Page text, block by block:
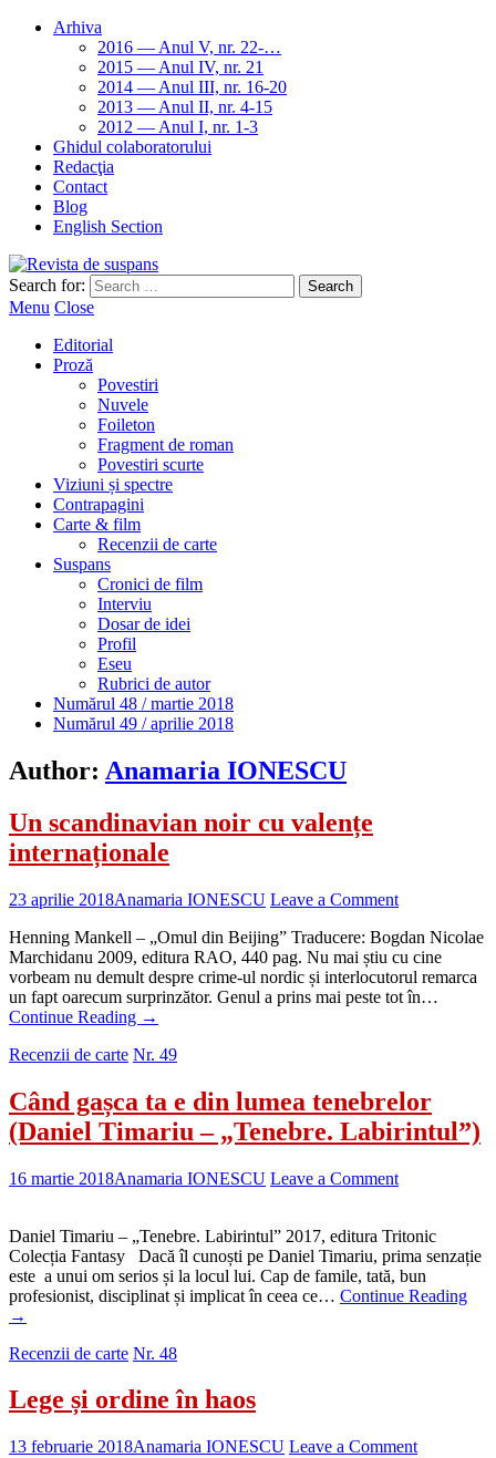
Arhiva
2016 — Anul V, nr. 22-…
2015 — Anul IV, nr. 21
2014 — Anul III, nr. 16-20
2013 — Anul II, nr. 4-15
2012 — Anul I, nr. 1-3
Ghidul colaboratorului
Redacţia
Contact
Blog
English Section
Search for:
Menu Close
Editorial
Proză
Povestiri
Nuvele
Foileton
Fragment de roman
Povestiri scurte
Viziuni și spectre
Contrapagini
Carte & film
Recenzii de carte
Suspans
Cronici de film
Interviu
Dosar de idei
Profil
Eseu
Rubrici de autor
Numărul 48 / martie 2018
Numărul 49 / aprilie 2018
Author: Anamaria IONESCU
Un scandinavian noir cu valențe
internaționale
23 aprilie 2018Anamaria IONESCU Leave a Comment
Henning Mankell – „Omul din Beijing” Traducere: Bogdan Nicolae
Marchidanu 2009, editura RAO, 440 pag. Nu mai știu cu cine
vorbeam nu demult despre crime-ul nordic și interlocutorul remarca
un fapt oarecum surprinzător. Genul a prins mai peste tot în…
Continue Reading →
Recenzii de carte Nr. 49
Când gașca ta e din lumea tenebrelor
(Daniel Timariu – „Tenebre. Labirintul”)
16 martie 2018Anamaria IONESCU Leave a Comment
Daniel Timariu – „Tenebre. Labirintul” 2017, editura Tritonic
Colecția Fantasy Dacă îl cunoști pe Daniel Timariu, prima senzație
este a unui om serios și la locul lui. Cap de famile, tată, bun
profesionist, disciplinat și implicat în ceea ce… Continue Reading
→
Recenzii de carte Nr. 48
Lege și ordine în haos
13 februarie 2018Anamaria IONESCU Leave a Comment